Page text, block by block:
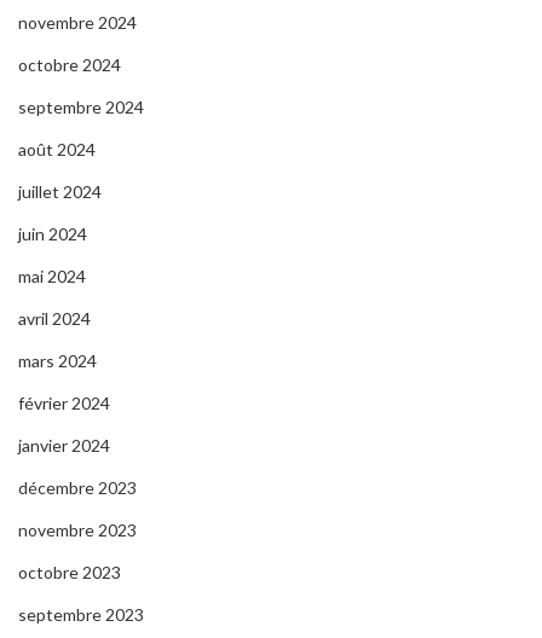
novembre 2024
octobre 2024
septembre 2024
août 2024
juillet 2024
juin 2024
mai 2024
avril 2024
mars 2024
février 2024
janvier 2024
décembre 2023
novembre 2023
octobre 2023
septembre 2023